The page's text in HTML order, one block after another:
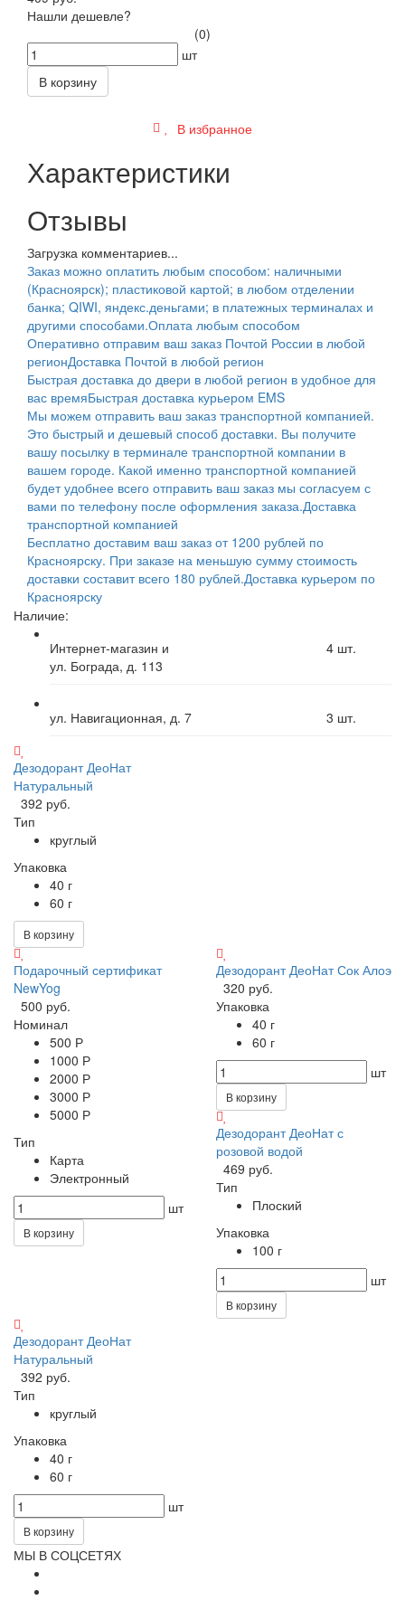
Нашли дешевле?
(0)
шт
В корзину
В избранное
Характеристики
Отзывы
Загрузка комментариев...
Заказ можно оплатить любым способом: наличными
(Красноярск); пластиковой картой; в любом отделении
банка; QIWI, яндекс.деньгами; в платежных терминалах и
другими способами.Оплата любым способом
Оперативно отправим ваш заказ Почтой России в любой
регионДоставка Почтой в любой регион
Быстрая доставка до двери в любой регион в удобное для
вас времяБыстрая доставка курьером EMS
Мы можем отправить ваш заказ транспортной компанией.
Это быстрый и дешевый способ доставки. Вы получите
вашу посылку в терминале транспортной компании в
вашем городе. Какой именно транспортной компанией
будет удобнее всего отправить ваш заказ мы согласуем с
вами по телефону после оформления заказа.Доставка
транспортной компанией
Бесплатно доставим ваш заказ от 1200 рублей по
Красноярску. При заказе на меньшую сумму стоимость
доставки составит всего 180 рублей.Доставка курьером по
Красноярску
Наличие:
Интернет-магазин и
ул. Бограда, д. 113
4 шт.
ул. Навигационная, д. 7 3 шт.
Дезодорант ДеоНат
Натуральный
392 руб.
Тип
круглый
Упаковка
40 г
60 г
В корзину
Подарочный сертификат
NewYog
500 руб.
Номинал
500 Р
1000 Р
2000 Р
3000 Р
5000 Р
Тип
Карта
Электронный
шт
В корзину
Дезодорант ДеоНат Сок Алоэ
320 руб.
Упаковка
40 г
60 г
шт
В корзину
Дезодорант ДеоНат с
розовой водой
469 руб.
Тип
Плоский
Упаковка
100 г
шт
В корзину
Дезодорант ДеоНат
Натуральный
392 руб.
Тип
круглый
Упаковка
40 г
60 г
шт
В корзину
МЫ В СОЦСЕТЯХ